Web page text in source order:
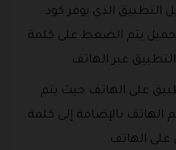
التطبيق الذي يوفر كود
يتم الضغط على كلمة
عبر الهاتف.
على الهاتف حيث يتم
الهاتف بالإضافة إلى كلمة
على الهاتف.